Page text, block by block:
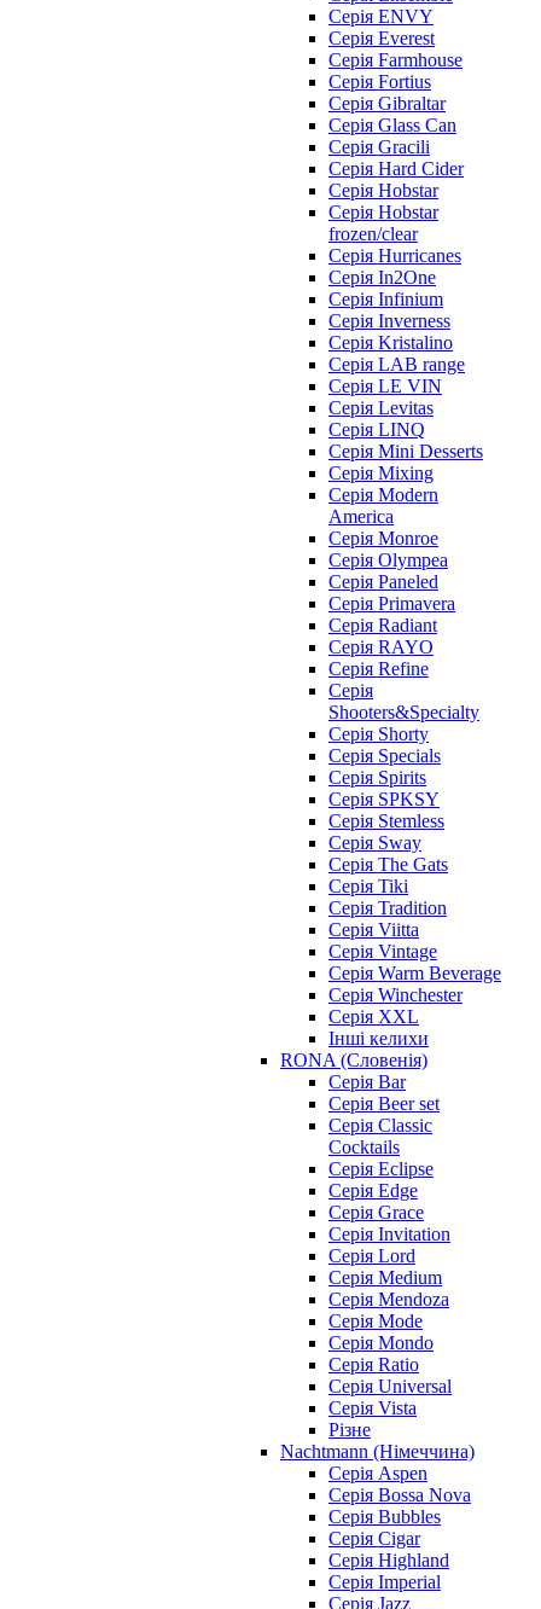
Серія ENVY
Серія Everest
Серія Farmhouse
Серія Fortius
Серія Gibraltar
Серія Glass Can
Серія Gracili
Серія Hard Cider
Серія Hobstar
Серія Hobstar
frozen/clear
Серія Hurricanes
Серія In2One
Серія Infinium
Серія Inverness
Серія Kristalino
Серія LAB range
Серія LE VIN
Серія Levitas
Серія LINQ
Серія Mini Desserts
Серія Mixing
Серія Modern
America
Серія Monroe
Серія Olympea
Серія Paneled
Серія Primavera
Серія Radiant
Серія RAYO
Серія Refine
Серія
Shooters&Specialty
Серія Shorty
Серія Specials
Серія Spirits
Серія SPKSY
Серія Stemless
Серія Sway
Серія The Gats
Серія Tiki
Серія Tradition
Серія Viitta
Серія Vintage
Серія Warm Beverage
Серія Winchester
Серія XXL
Інші келихи
RONA (Словенія)
Серія Bar
Серія Beer set
Серія Classic
Cocktails
Серія Eclipse
Серія Edge
Серія Grace
Серія Invitation
Серія Lord
Серія Medium
Серія Mendoza
Серія Mode
Серія Mondo
Серія Ratio
Серія Universal
Серія Vista
Різне
Nachtmann (Німеччина)
Серія Aspen
Серія Bossa Nova
Серія Bubbles
Серія Cigar
Серія Highland
Серія Imperial
Серія Jazz